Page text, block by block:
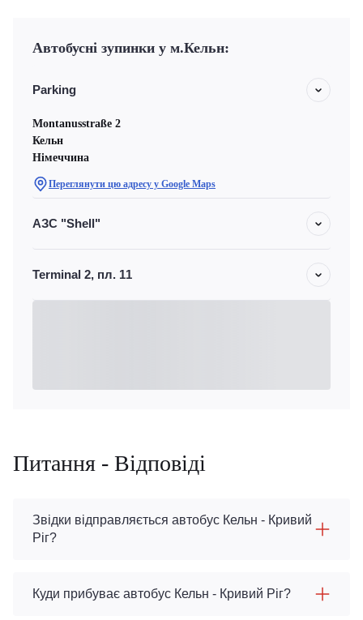
Автобусні зупинки у м.Кельн:
Parking
Montanusstraße 2
Кельн
Німеччина
Переглянути цю адресу у Google Maps
АЗС "Shell"
Terminal 2, пл. 11
Питання - Відповіді
Звідки відправляється автобус Кельн - Кривий
Ріг?
Куди прибуває автобус Кельн - Кривий Ріг?